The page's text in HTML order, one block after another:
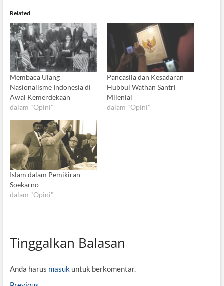
Related
Membaca Ulang
Nasionalisme Indonesia di
Awal Kemerdekaan
dalam "Opini"
Pancasila dan Kesadaran
Hubbul Wathan Santri
Milenial
dalam "Opini"
Islam dalam Pemikiran
Soekarno
dalam "Opini"
Tinggalkan Balasan
Anda harus masukuntuk berkomentar.